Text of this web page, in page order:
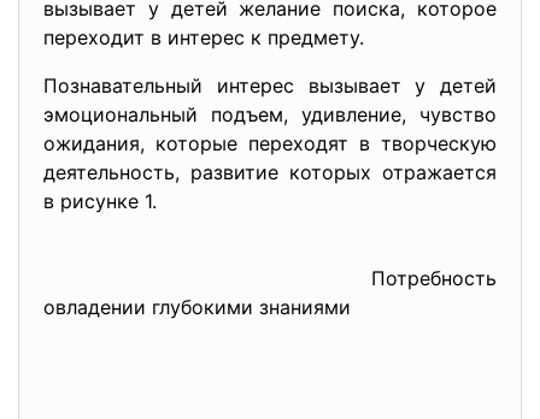
вызывает у детей желание поиска, которое
переходит в интерес к предмету.
Познавательный интерес вызывает у детей
эмоциональный подъем, удивление, чувство
ожидания, которые переходят в творческую
деятельность, развитие которых отражается
в рисунке 1.
Потребность
овладении глубокими знаниями